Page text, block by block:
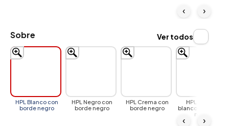
‹ ›
Sobre
HPL Blanco con
borde negro
HPL Negro con
borde negro
HPL Crema con
borde negro
HPL Mármol
blanco con borde
negro
‹ ›
Ver todos